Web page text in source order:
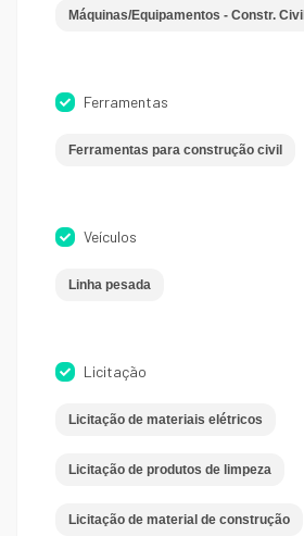
Máquinas/Equipamentos - Constr. Civil
Ferramentas
Ferramentas para construção civil
Veículos
Linha pesada
Licitação
Licitação de materiais elétricos
Licitação de produtos de limpeza
Licitação de material de construção